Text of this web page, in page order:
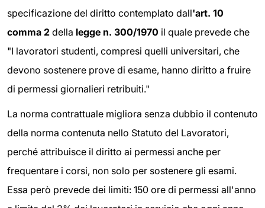
specificazione del diritto contemplato dall'art. 10
comma 2 della legge n. 300/1970 il quale prevede che
"I lavoratori studenti, compresi quelli universitari, che
devono sostenere prove di esame, hanno diritto a fruire
di permessi giornalieri retribuiti."
La norma contrattuale migliora senza dubbio il contenuto
della norma contenuta nello Statuto del Lavoratori,
perché attribuisce il diritto ai permessi anche per
frequentare i corsi, non solo per sostenere gli esami.
Essa però prevede dei limiti: 150 ore di permessi all'anno